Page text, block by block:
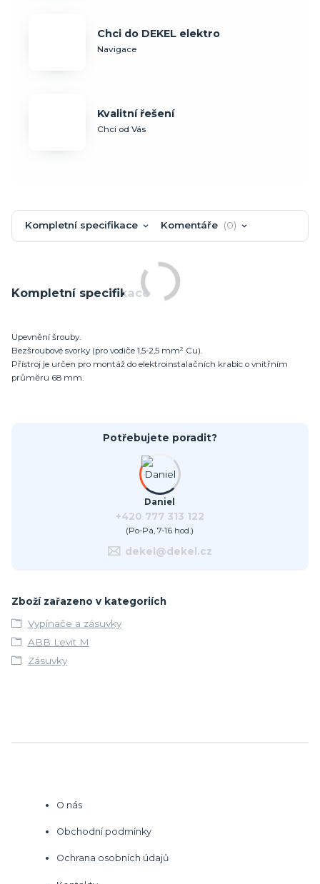
Chci do DEKEL elektro
Navigace
Kvalitní řešení
Chci od Vás
Kompletní specifikace Komentáře 0
Kompletní specifikace
Upevnění šrouby.
Bezšroubové svorky (pro vodiče 1,5-2,5 mm² Cu).
Přístroj je určen pro montáž do elektroinstalačních krabic o vnitřním
průměru 68 mm.
Potřebujete poradit?
Daniel
+420 777 313 122
(Po-Pá, 7-16 hod.)
dekel@dekel.cz
Zboží zařazeno v kategoriích
Vypínače a zásuvky
ABB Levit M
Zásuvky
O nás
Obchodní podmínky
Ochrana osobních údajů